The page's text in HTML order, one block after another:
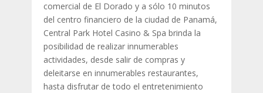
comercial de El Dorado y a sólo 10 minutos
del centro financiero de la ciudad de Panamá,
Central Park Hotel Casino & Spa brinda la
posibilidad de realizar innumerables
actividades, desde salir de compras y
deleitarse en innumerables restaurantes,
hasta disfrutar de todo el entretenimiento